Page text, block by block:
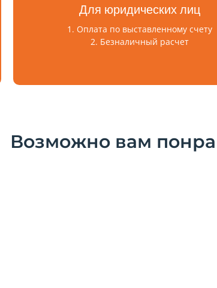
Для юридических лиц
1. Оплата по выставленному счету
2. Безналичный расчет
Возможно вам